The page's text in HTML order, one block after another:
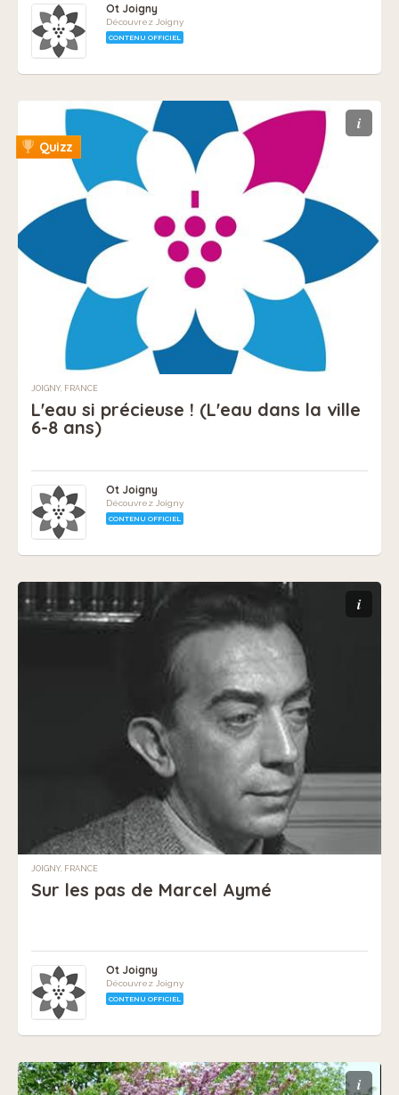
Ot Joigny
Découvrez Joigny
CONTENU OFFICIEL
i
Quizz
JOIGNY, FRANCE
L'eau si précieuse ! (L'eau dans la ville
6-8 ans)
Ot Joigny
Découvrez Joigny
CONTENU OFFICIEL
i
JOIGNY, FRANCE
Sur les pas de Marcel Aymé
Ot Joigny
Découvrez Joigny
CONTENU OFFICIEL
i